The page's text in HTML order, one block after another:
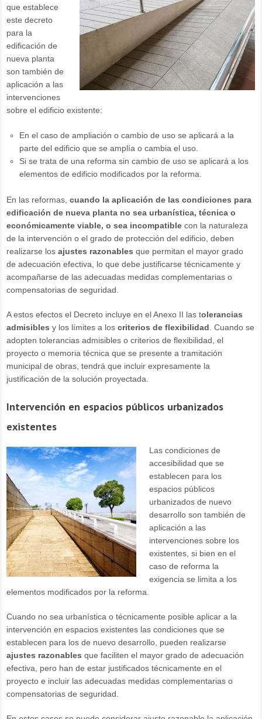
que establece
este decreto
para la
edificación de
nueva planta
son también de
aplicación a las
intervenciones
sobre el edificio existente:
En el caso de ampliación o cambio de uso se aplicará a la
parte del edificio que se amplía o cambia el uso.
Si se trata de una reforma sin cambio de uso se aplicará a los
elementos de edificio modificados por la reforma.
En las reformas,cuando la aplicación de las condiciones para
edificación de nueva planta no sea urbanística, técnica o
económicamente viable, o sea incompatible con la naturaleza
de la intervención o el grado de protección del edificio, deben
realizarse losajustes razonables que permitan el mayor grado
de adecuación efectiva, lo que debe justificarse técnicamente y
acompañarse de las adecuadas medidas complementarias o
compensatorias de seguridad.
A estos efectos el Decreto incluye en el Anexo II las tolerancias
admisibles y los límites a loscriterios de flexibilidad. Cuando se
adopten tolerancias admisibles o criterios de flexibilidad, el
proyecto o memoria técnica que se presente a tramitación
municipal de obras, tendrá que incluir expresamente la
justificación de la solución proyectada.
Intervención en espacios públicos urbanizados
existentes
Las condiciones de
accesibilidad que se
establecen para los
espacios públicos
urbanizados de nuevo
desarrollo son también de
aplicación a las
intervenciones sobre los
existentes, si bien en el
caso de reforma la
exigencia se limita a los
elementos modificados por la reforma.
Cuando no sea urbanística o técnicamente posible aplicar a la
intervención en espacios existentes las condiciones que se
establecen para los de nuevo desarrollo, pueden realizarse
ajustes razonables que faciliten el mayor grado de adecuación
efectiva, pero han de estar justificados técnicamente en el
proyecto e incluir las adecuadas medidas complementarias o
compensatorias de seguridad.